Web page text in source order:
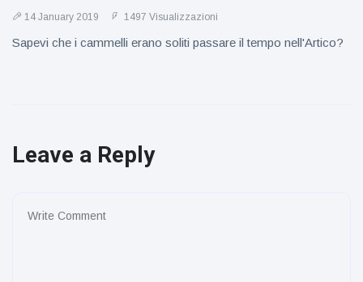
14 January 2019 1497 Visualizzazioni
Sapevi che i cammelli erano soliti passare il tempo nell'Artico?
Leave a Reply